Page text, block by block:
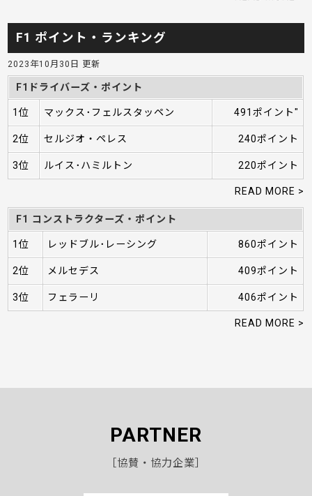
F1 ポイント・ランキング
2023年10月30日 更新
F1ドライバーズ・ポイント
1位 マックス･フェルスタッペン 491ポイント"
2位 セルジオ・ペレス 240ポイント
3位 ルイス･ハミルトン 220ポイント
READ MORE >
F1 コンストラクターズ・ポイント
1位 レッドブル･レーシング 860ポイント
2位 メルセデス 409ポイント
3位 フェラーリ 406ポイント
READ MORE >
PARTNER
［協賛・協力企業］